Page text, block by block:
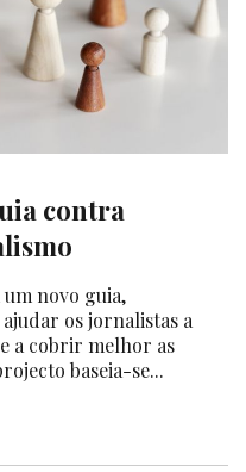
contra
novo guia,
os jornalistas a
a cobrir melhor as
baseia-se...